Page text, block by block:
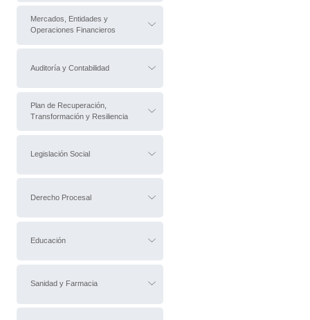
Mercados, Entidades y
Operaciones Financieros
Auditoría y Contabilidad
Plan de Recuperación,
Transformación y Resiliencia
Legislación Social
Derecho Procesal
Educación
Sanidad y Farmacia